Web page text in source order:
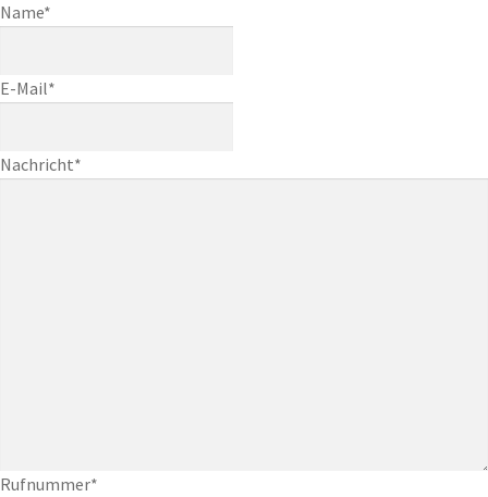
Name*
E-Mail*
Nachricht*
Rufnummer*